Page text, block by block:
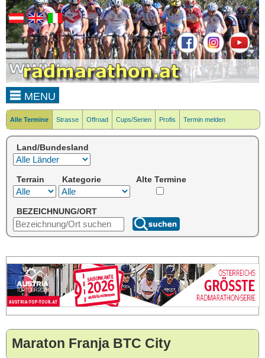
MENU
Alle Termine Strasse Offroad Cups/Serien Profis Termin melden
Land/Bundesland
Terrain Kategorie Alte Termine
BEZEICHNUNG/ORT
Maraton Franja BTC City